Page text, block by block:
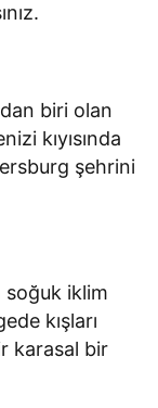
biri olan
kıyısında
şehrini
soğuk iklim
kışları
karasal bir